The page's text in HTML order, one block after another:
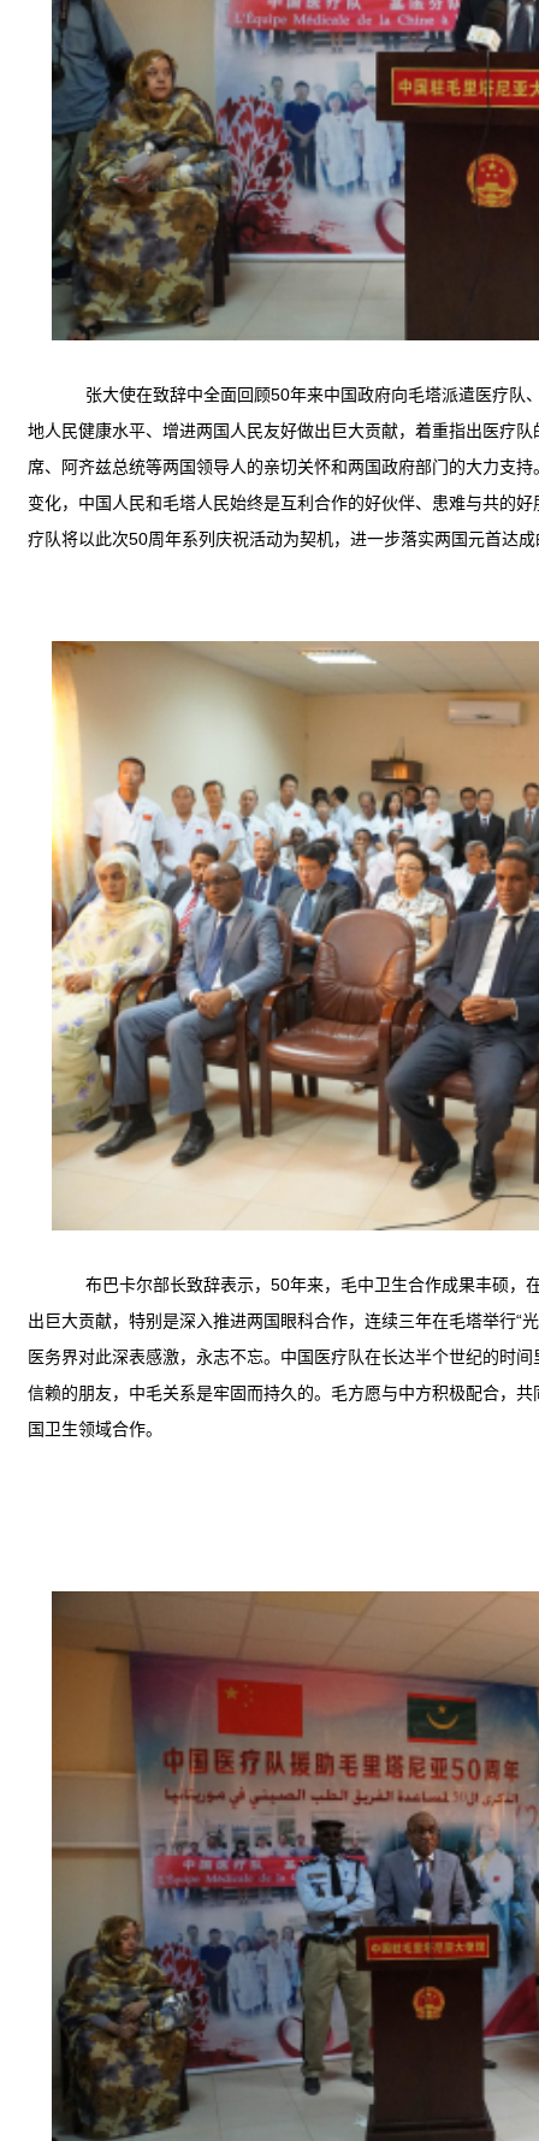
张大使在致辞中全面回顾50年来中国政府向毛塔派遣医疗队
地人民健康水平、 增进两国人民友好做出巨大贡献，着重指出医疗
席、阿齐兹总统等两国领导人的亲切关怀和两国政府部门的大力支持
变化，中国人民和毛塔人民始终是互利合作的好伙伴、患难与共的
疗队将以此次50周年系列庆祝活动为契机，进一步落实两国元首达
布巴卡尔部长致辞表示， 50年来，毛中卫生合作成果丰硕，
出巨大贡献， 特别是深入推进两国 眼科合作，连续三年在毛塔举行“
医务界对此深表感激，永志不忘。 中国医疗队在长达半个世纪的时
信赖的朋友，中毛关系是牢固而持久的。毛方愿与中方积极配合，
国卫生领域合作。